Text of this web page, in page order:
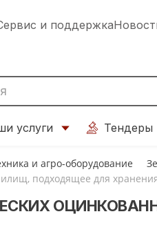
и поддержка
услуги Тендеры
и агро-оборудование
подходящее для